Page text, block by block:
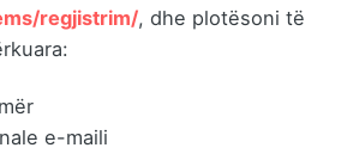
regjistrim/, dhe plotësoni të
e-maili